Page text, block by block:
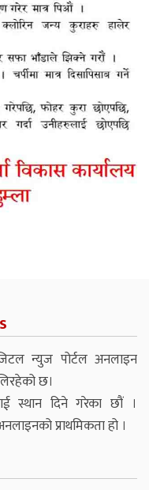
न्युज पोर्टल अनलाइन
छ।
स्थान दिने गरेका छौं ।
प्राथमिकता हो ।